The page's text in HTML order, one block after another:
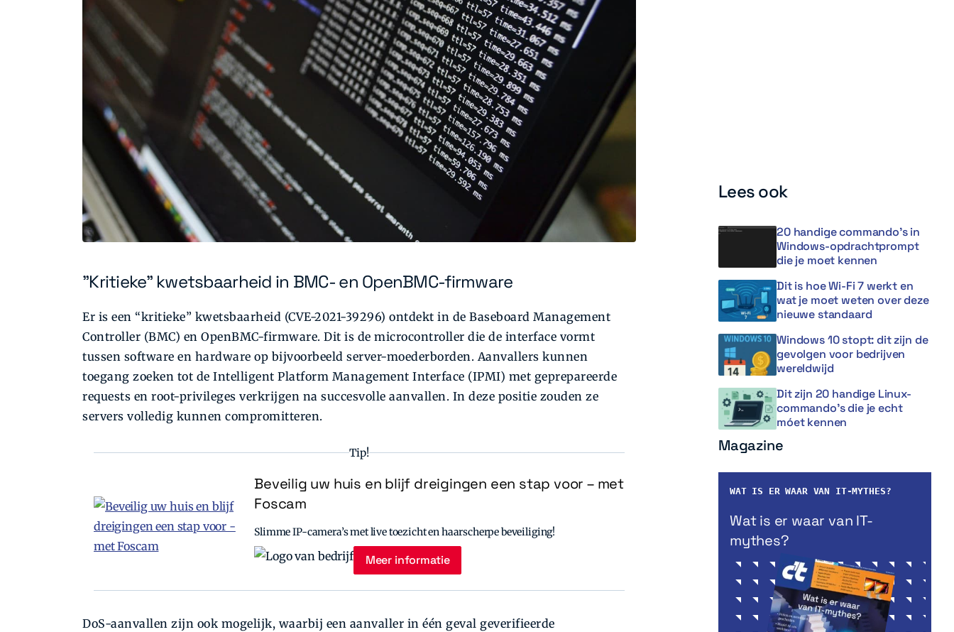
"Kritieke" kwetsbaarheid in BMC- en OpenBMC-firmware
Er is een “kritieke” kwetsbaarheid (CVE-2021-39296) ontdekt in de Baseboard Management
Controller (BMC) en OpenBMC-firmware. Dit is de microcontroller die de interface vormt
tussen software en hardware op bijvoorbeeld server-moederborden. Aanvallers kunnen
toegang zoeken tot de Intelligent Platform Management Interface (IPMI) met geprepareerde
requests en root-privileges verkrijgen na succesvolle aanvallen. In deze positie zouden ze
servers volledig kunnen compromitteren.
Tip!
Beveilig uw huis en blijf dreigingen een stap voor – met
Foscam
Slimme IP-camera’s met live toezicht en haarscherpe beveiliging!
Meer informatie
DoS-aanvallen zijn ook mogelijk, waarbij een aanvaller in één geval geverifieerde
Lees ook
20 handige commando’s in
Windows-opdrachtprompt
die je moet kennen
Dit is hoe Wi-Fi 7 werkt en
wat je moet weten over deze
nieuwe standaard
Windows 10 stopt: dit zijn de
gevolgen voor bedrijven
wereldwijd
Dit zijn 20 handige Linux-
commando’s die je echt
móet kennen
Magazine
WAT IS ER WAAR VAN IT-MYTHES?
Wat is er waar van IT-
mythes?